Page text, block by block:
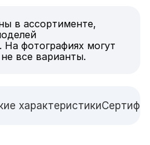
в ассортименте,
На фотографиях могут
все варианты.
характеристики